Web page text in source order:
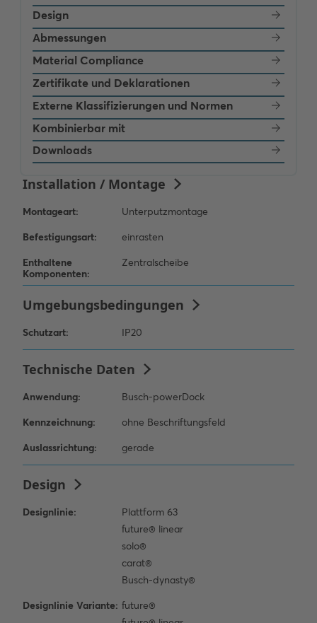
Design
Abmessungen
Material Compliance
Zertifikate und Deklarationen
Externe Klassifizierungen und Normen
Kombinierbar mit
Downloads